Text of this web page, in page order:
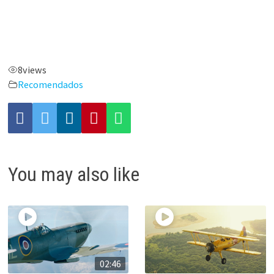
8views
Recomendados
You may also like
02:46